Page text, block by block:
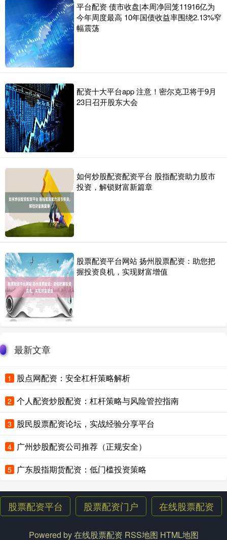
平台配资 债市收盘|本周净回笼11916亿为
今年周度最高 10年国债收益率围绕2.13%窄
幅震荡
配资十大平台app 注意！密尔克卫将于9月
23日召开股东大会
如何炒股配资配资平台 股指配资助力股市
投资，解锁财富新篇章
股票配资平台网站 扬州股票配资：助您把
握投资良机，实现财富增值
最新文章
1 股点网配资：安全杠杆策略解析
2 个人配资炒股配资：杠杆策略与风险管控指南
3 股民股票配资论坛，实战经验分享平台
4 广州炒股配资公司推荐（正规安全）
5 广东股指期货配资：低门槛投资策略
股票配资平台 股票配资门户 在线股票配资
Powered by在线股票配资 RSS地图 HTML地图